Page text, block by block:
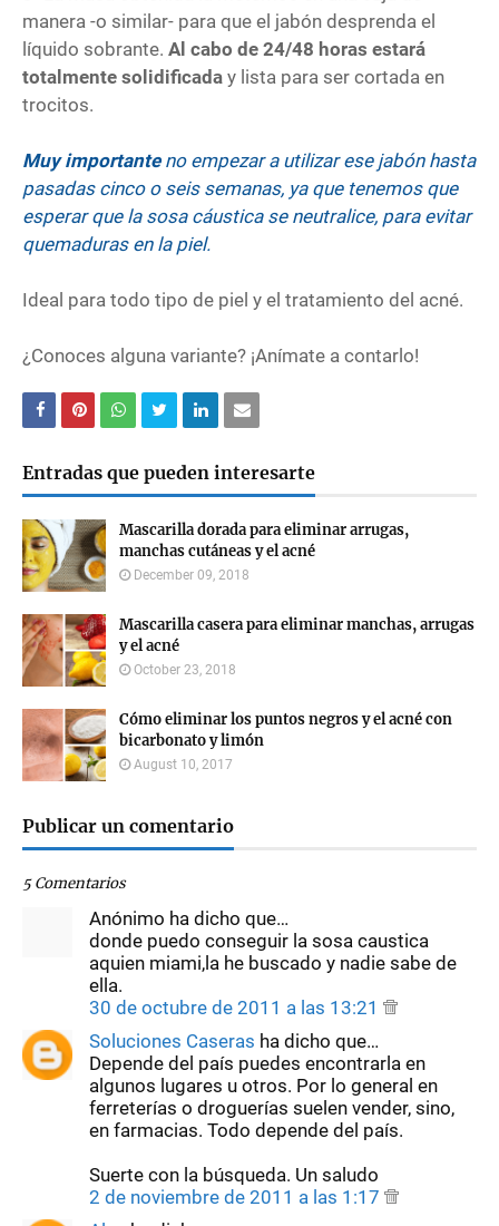
manera -o similar- para que el jabón desprenda el
líquido sobrante. Al cabo de 24/48 horas estará
totalmente solidificada y lista para ser cortada en
trocitos.
Muy importanteno empezar a utilizar ese jabón hasta
pasadas cinco o seis semanas, ya que tenemos que
esperar que la sosa cáustica se neutralice, para evitar
quemaduras en la piel.
Ideal para todo tipo de piel y el tratamiento del acné.
¿Conoces alguna variante? ¡Anímate a contarlo!
Entradas que pueden interesarte
Mascarilla dorada para eliminar arrugas,
manchas cutáneas y el acné
December 09, 2018
Mascarilla casera para eliminar manchas, arrugas
y el acné
October 23, 2018
Cómo eliminar los puntos negros y el acné con
bicarbonato y limón
August 10, 2017
Publicar un comentario
5 Comentarios
Anónimo ha dicho que…
donde puedo conseguir la sosa caustica
aquien miami,la he buscado y nadie sabe de
ella.
30 de octubre de 2011 a las 13:21
Soluciones Caseras ha dicho que…
Depende del país puedes encontrarla en
algunos lugares u otros. Por lo general en
ferreterías o droguerías suelen vender, sino,
en farmacias. Todo depende del país.
Suerte con la búsqueda. Un saludo
2 de noviembre de 2011 a las 1:17